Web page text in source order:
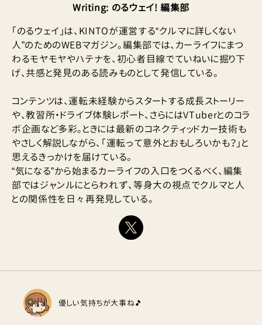
Writing: のるウェイ! 編集部
「のるウェイ」は、KINTOが運営する“クルマに詳しくない
人”のためのWEBマガジン。編集部では、カーライフにまつ
わるモヤモヤやハテナを、初心者目線でていねいに掘り下
げ、共感と発見のある読みものとして発信している。
コンテンツは、運転未経験からスタートする成長ストーリー
や、教習所・ドライブ体験レポート、さらにはVTuberとのコラ
ボ企画など多彩。ときには最新のコネクティッドカー技術も
やさしく解説しながら、「運転って意外とおもしろいかも？」と
思えるきっかけを届けている。
“気になる”から始まるカーライフの入口をつくるべく、編集
部ではジャンルにとらわれず、等身大の視点でクルマと人
との関係性を日々再発見している。
優しい気持ちが大事ね🎵